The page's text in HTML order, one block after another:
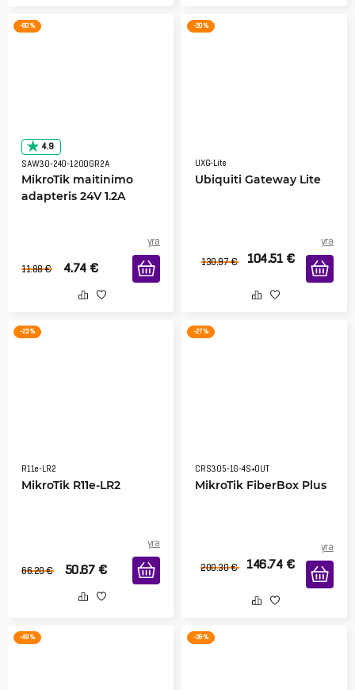
-60 %
4.9
SAW30-240-1200GR2A
MikroTik maitinimo
adapteris 24V 1.2A
yra
11.88 € 4.74 €
-20 %
UXG-Lite
Ubiquiti Gateway Lite
yra
130.97 € 104.51 €
-23 %
R11e-LR2
MikroTik R11e-LR2
yra
66.20 € 50.67 €
-27 %
CRS305-1G-4S+OUT
MikroTik FiberBox Plus
yra
200.30 € 146.74 €
-49 % -26 %